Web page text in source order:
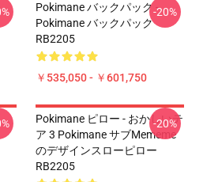
Pokimane バックパック -
Pokimane バックパック
RB2205
￥535,050 - ￥601,750
-20%
Pokimane ピロー - おかしいテ
ア 3 Pokimane サブmememe
のデザインスローピロー
RB2205
-20%